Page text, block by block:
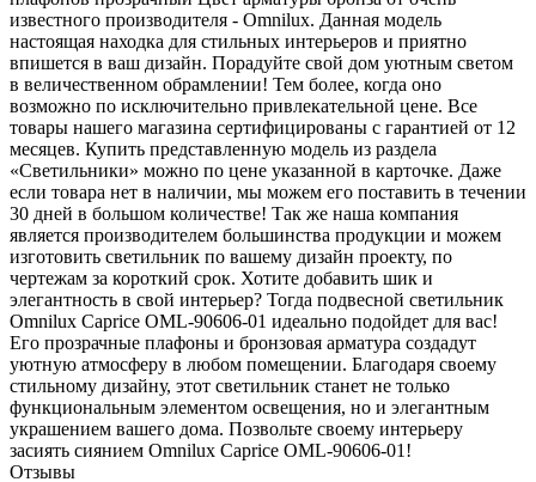
известного производителя - Omnilux. Данная модель
настоящая находка для стильных интерьеров и приятно
впишется в ваш дизайн. Порадуйте свой дом уютным светом
в величественном обрамлении! Тем более, когда оно
возможно по исключительно привлекательной цене. Все
товары нашего магазина сертифицированы с гарантией от 12
месяцев. Купить представленную модель из раздела
«Светильники» можно по цене указанной в карточке. Даже
если товара нет в наличии, мы можем его поставить в течении
30 дней в большом количестве! Так же наша компания
является производителем большинства продукции и можем
изготовить светильник по вашему дизайн проекту, по
чертежам за короткий срок. Хотите добавить шик и
элегантность в свой интерьер? Тогда подвесной светильник
Omnilux Caprice OML-90606-01 идеально подойдет для вас!
Его прозрачные плафоны и бронзовая арматура создадут
уютную атмосферу в любом помещении. Благодаря своему
стильному дизайну, этот светильник станет не только
функциональным элементом освещения, но и элегантным
украшением вашего дома. Позвольте своему интерьеру
засиять сиянием Omnilux Caprice OML-90606-01!
Отзывы